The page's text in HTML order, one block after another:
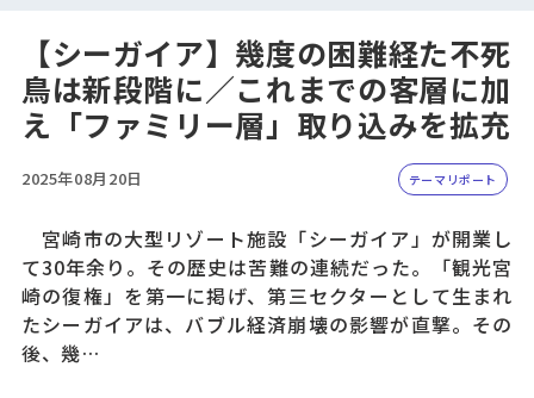
【シーガイア】幾度の困難経た不死
鳥は新段階に／これまでの客層に加
え「ファミリー層」取り込みを拡充
2025年08月20日 テーマリポート
宮崎市の大型リゾート施設「シーガイア」が開業し
て30年余り。その歴史は苦難の連続だった。「観光宮
崎の復権」を第一に掲げ、第三セクターとして生まれ
たシーガイアは、バブル経済崩壊の影響が直撃。その
後、幾…